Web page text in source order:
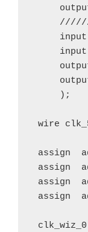
     );
wire
assign
assign
assign
assign